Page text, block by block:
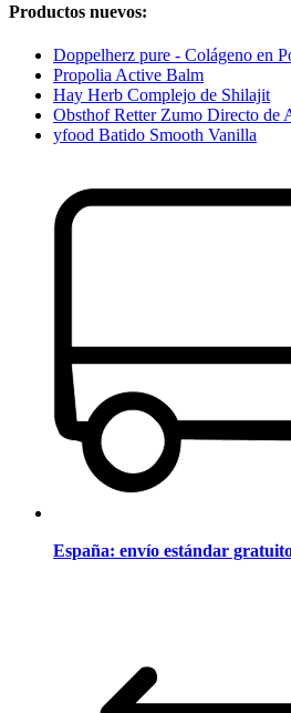
Productos nuevos:
Doppelherz pure - Colágeno en
Propolia Active Balm
Hay Herb Complejo de Shilajit
Obsthof Retter Zumo Directo de
yfood Batido Smooth Vanilla
España: envío estándar